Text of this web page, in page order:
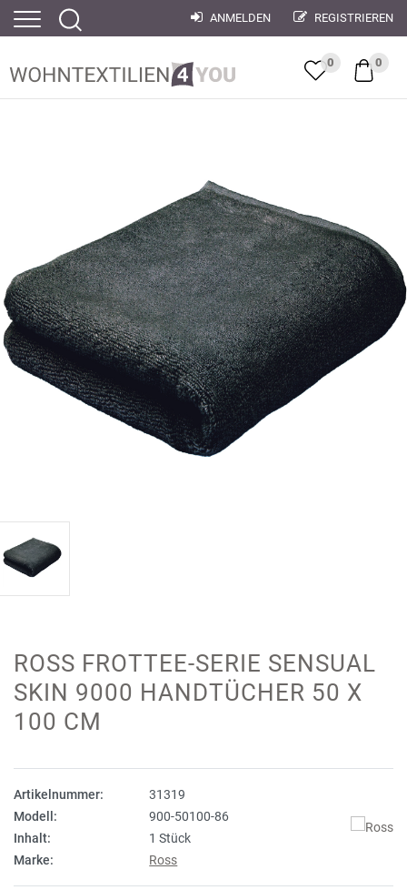
ANMELDEN REGISTRIEREN
0 0
ROSS FROTTEE-SERIE SENSUAL
SKIN 9000 HANDTÜCHER 50 X
100 CM
Artikelnummer:
31319
Modell:
900-50100-86
Inhalt:
1 Stück
Marke:
Ross